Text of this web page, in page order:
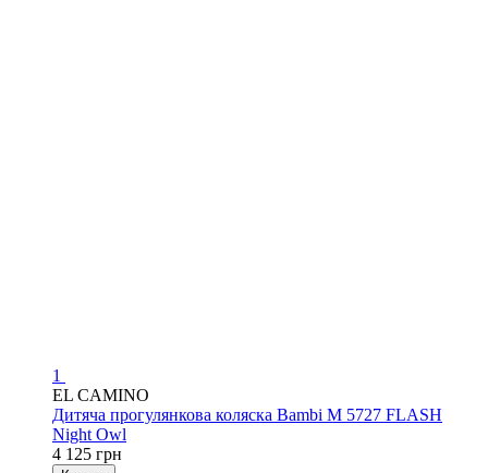
1
EL CAMINO
Дитяча прогулянкова коляска Bambi M 5727 FLASH
Night Owl
4 125 грн